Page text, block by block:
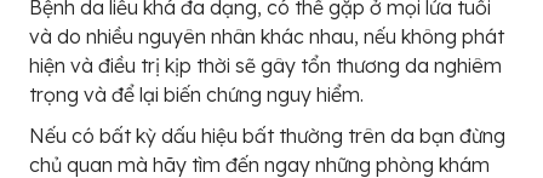
Bệnh da liễu khá đa dạng, có thể gặp ở mọi lứa tuổi
và do nhiều nguyên nhân khác nhau, nếu không phát
hiện và điều trị kịp thời sẽ gây tổn thương da nghiêm
trọng và để lại biến chứng nguy hiểm.
Nếu có bất kỳ dấu hiệu bất thường trên da bạn đừng
chủ quan mà hãy tìm đến ngay những phòng khám